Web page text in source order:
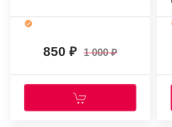
850 1 000